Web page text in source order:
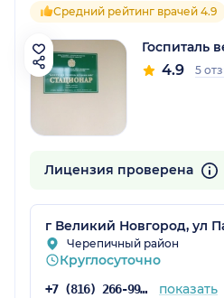
Средний рейтинг врачей 4.9
Госпиталь
4.9 5
Лицензия проверена
г Великий Новгород, ул
Черепичный район
Круглосуточно
+7 (816) 266-99-55 показать